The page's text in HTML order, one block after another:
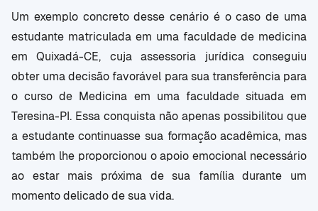
Um exemplo concreto desse cenário é o caso de uma
estudante matriculada em uma faculdade de medicina
em Quixadá-CE, cuja assessoria jurídica conseguiu
obter uma decisão favorável para sua transferência para
o curso de Medicina em uma faculdade situada em
Teresina-PI. Essa conquista não apenas possibilitou que
a estudante continuasse sua formação acadêmica, mas
também lhe proporcionou o apoio emocional necessário
ao estar mais próxima de sua família durante um
momento delicado de sua vida.